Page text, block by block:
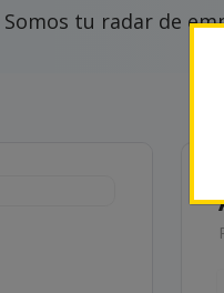
Somos tu radar de